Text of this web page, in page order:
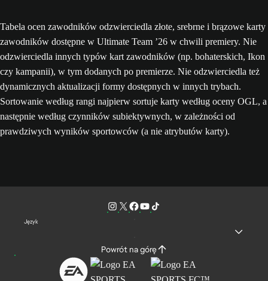
Tabela ocen zawodników odzwierciedla złote, srebrne i brązowe karty
zawodników dostępne w Ultimate Team ’26 w chwili premiery. Nie
odzwierciedla innych typów kart zawodników (np. bohaterskich, Ikon
czy kampanii), w tym dodanych po premierze. Nie odzwierciedla też
dynamicznych aktualizacji formy dostępnych w innych trybach.
Sortowanie według rangi najpierw sortuje karty według oceny OGL, a
następnie według czynników subiektywnych, w zależności od
prawdziwych wyników sportowców (a nie atrybutów karty).
Język
Powrót na górę